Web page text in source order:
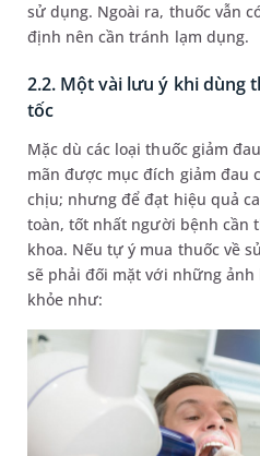
sử dụng. Ngoài ra, thuốc vẫn
định nên cần tránh lạm dụng.
2.2. Một vài lưu ý khi dùng
tốc
Mặc dù các loại thuốc giảm
mãn được mục đích giảm đau
chịu; nhưng để đạt hiệu quả
toàn, tốt nhất người bệnh cần
khoa. Nếu tự ý mua thuốc về
sẽ phải đối mặt với những
khỏe như: